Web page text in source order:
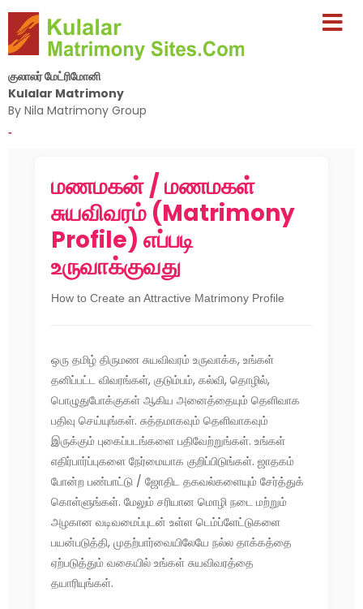
குலாலர் மேட்ரிமோனி
Kulalar Matrimony
By Nila Matrimony Group
-
மணமகன் / மணமகள்
சுயவிவரம் (Matrimony
Profile) எப்படி
உருவாக்குவது
How to Create an Attractive Matrimony Profile
ஒரு தமிழ் திருமண சுயவிவரம் உருவாக்க, உங்கள்
தனிப்பட்ட விவரங்கள், குடும்பம், கல்வி, தொழில்,
பொழுதுபோக்குகள் ஆகிய அனைத்தையும் தெளிவாக
பதிவு செய்யுங்கள். சுத்தமாகவும் தெளிவாகவும்
இருக்கும் புகைப்படங்களை பதிவேற்றுங்கள். உங்கள்
எதிர்பார்ப்புகளை நேர்மையாக குறிப்பிடுங்கள். ஜாதகம்
போன்ற பண்பாட்டு / ஜோதிட தகவல்களையும் சேர்த்துக்
கொள்ளுங்கள். மேலும் சரியான மொழி நடை மற்றும்
அழகான வடிவமைப்புடன் உள்ள டெம்ப்ளேட்டுகளை
பயன்படுத்தி, முதற்பார்வையிலேயே நல்ல தாக்கத்தை
ஏற்படுத்தும் வகையில் உங்கள் சுயவிவரத்தை
தயாரியுங்கள்.